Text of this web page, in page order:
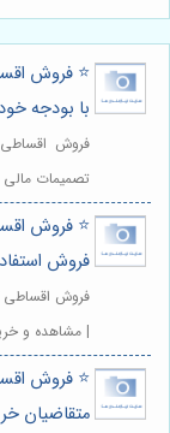
⭐️ فروش
با بودجه
فروش اقساطی
تصمیمات
⭐️ فروش
فروش
فروش اقساطی
| مشاهده و
⭐️ فروش
متقاضیان